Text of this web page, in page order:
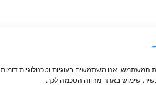
המשתמש, אנו משתמשים בעוגיות וטכנולוגיות דומות
שימוש באתר מהווה הסכמה לכך.
המשתמשות במערכת זו. עיקר
שטח, נותני שירות בשטח,